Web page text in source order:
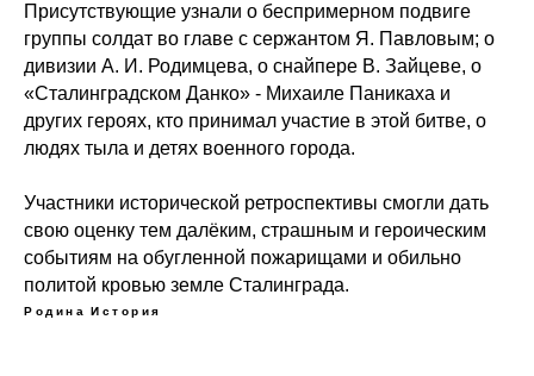
Присутствующие узнали о беспримерном подвиге
группы солдат во главе с сержантом Я. Павловым; о
дивизии А. И. Родимцева, о снайпере В. Зайцеве, о
«Сталинградском Данко» - Михаиле Паникаха и
других героях, кто принимал участие в этой битве, о
людях тыла и детях военного города.
Участники исторической ретроспективы смогли дать
свою оценку тем далёким, страшным и героическим
событиям на обугленной пожарищами и обильно
политой кровью земле Сталинграда.
Родина История